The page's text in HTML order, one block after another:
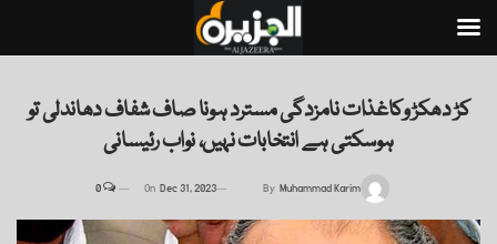
کڑ دھکڑ وکاغذات نامزدگی مسترد ہونا صاف شفاف دھاندلی تو
ہوسکتی ہے انتخابات نہیں، نواب رئیسانی
By Muhammad Karim
On Dec 31, 2023
0